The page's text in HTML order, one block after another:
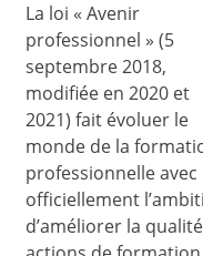
La loi « Avenir
professionnel » (5
septembre 2018,
modifiée en 2020 et
2021) fait évoluer le
monde de la
professionnelle avec
officiellement
d’améliorer la